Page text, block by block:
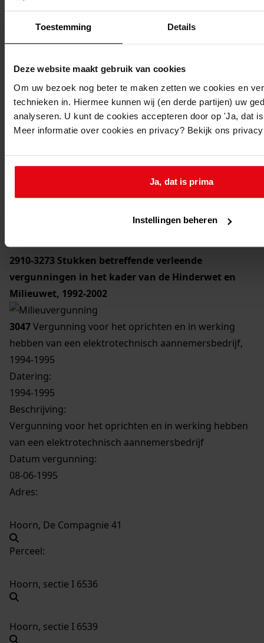
Toestemming Details
Deze website maakt gebruik van cookies
Om uw bezoek nog beter te maken zetten we cookies en
technieken in. Hiermee kunnen wij (en derde partijen) uw
analyseren. U kunt de cookies accepteren door op 'Ja, dat
Meer informatie over cookies en privacy? Bekijk ons
Ja, dat is prima
Instellingen beheren
duurzaam webadres
2.2.08. Preventieve gezondheidszorg
2.2.08.2.2. Omgevingshinder
2910-3273 Stukken betreffende verleende
vergunningen in het kader van de Hinderwet en
Milieuwet, 1992-2002
3047Vergunning voor het oprichten en in werking
hebben van een elektrotechnisch aannemersbedrijf,
1994-1995
Datering:
1994-1995
Beschrijving:
Vergunning voor het oprichten en in werking hebben
van een elektrotechnisch aannemersbedrijf
Datum vergunning:
08-06-1995
Adres:
Hoorn, De Compagnie 41
Perceel:
Hoorn, sectie I 6536
Hoorn, sectie I 6539